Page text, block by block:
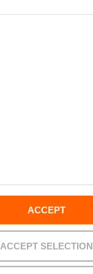
ACCEPT
ACCEPT SELECTION